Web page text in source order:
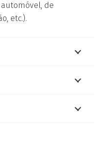
de
etc.).